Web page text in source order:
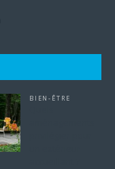
BIEN-ÊTRE